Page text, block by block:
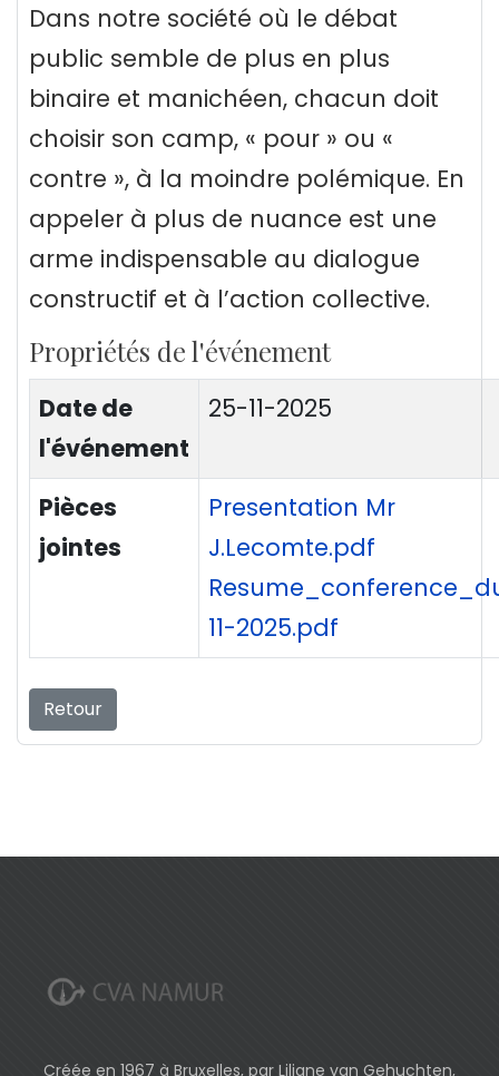
Dans notre société où le débat
public semble de plus en plus
binaire et manichéen, chacun doit
choisir son camp, « pour » ou «
contre », à la moindre polémique. En
appeler à plus de nuance est une
arme indispensable au dialogue
constructif et à l’action collective.
Propriétés de l'événement
Date de
l'événement
25-11-2025
Pièces
jointes
Presentation Mr
J.Lecomte.pdf
11-2025.pdf
Retour
Créée en 1967 à Bruxelles, par Liliane van Gehuchten,